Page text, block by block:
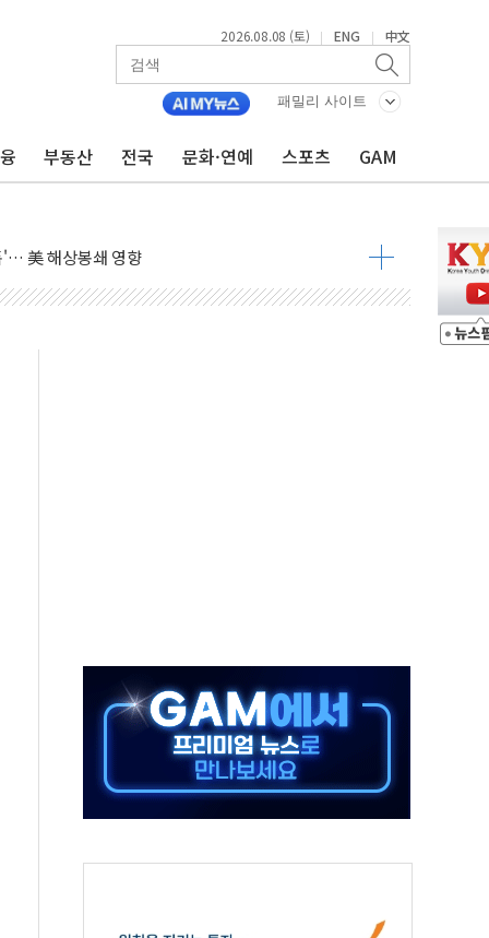
2026.08.08 (토) | ENG | 中文
패밀리 사이트
부동산 전국 문화·연예 스포츠 GAM
지며 상승… STOXX 600 지수는 나흘 연속 최고치
주 '활짝'
대 후퇴
완화 전환점"
등